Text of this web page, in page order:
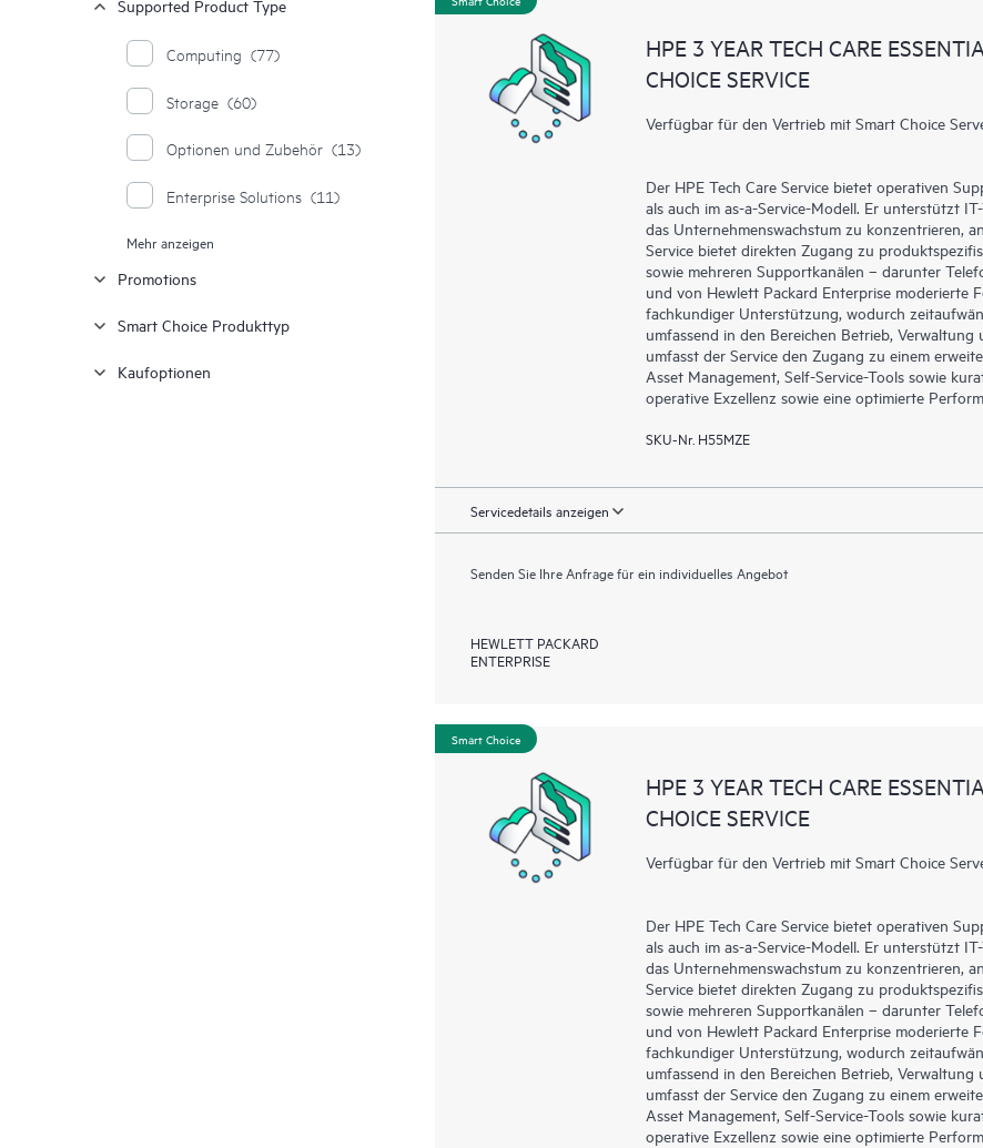
liefert, die durch den HPE Tech
eine einfachere Verwaltung ihrer
können Kunden ohne
HPE Tech Care Service
für Operational Excellence und
Supported Product Type
Computing (77)
Storage (60)
Optionen und Zubehör (13)
Enterprise Solutions (11)
Moonshot Systeme
Mehr anzeigen
Promotions
Smart Choice Produkttyp
Kaufoptionen
HPE 3 YEAR TECH CARE
CHOICE SERVICE
Verfügbar für den Vertrieb mit Smart Choice
Der HPE Tech Care Service bietet operativen
als auch im as-a-Service-Modell. Er unterstützt
das Unternehmenswachstum zu konzentrieren,
Service bietet direkten Zugang zu
sowie mehreren Supportkanälen – darunter
und von Hewlett Packard Enterprise moderierte
fachkundiger Unterstützung, wodurch
umfassend in den Bereichen Betrieb,
umfasst der Service den Zugang zu einem
Asset Management, Self-Service-Tools sowie
operative Exzellenz sowie eine optimierte
SKU-Nr. H55MZE
Servicedetails anzeigen
Senden Sie Ihre Anfrage für ein individuelles Angebot
HEWLETT PACKARD
ENTERPRISE
Smart Choice
HPE 3 YEAR TECH CARE
CHOICE SERVICE
Verfügbar für den Vertrieb mit Smart Choice
Der HPE Tech Care Service bietet operativen
als auch im as-a-Service-Modell. Er unterstützt
das Unternehmenswachstum zu konzentrieren,
Service bietet direkten Zugang zu
sowie mehreren Supportkanälen – darunter
und von Hewlett Packard Enterprise moderierte
fachkundiger Unterstützung, wodurch
umfassend in den Bereichen Betrieb,
umfasst der Service den Zugang zu einem
Asset Management, Self-Service-Tools sowie
operative Exzellenz sowie eine optimierte